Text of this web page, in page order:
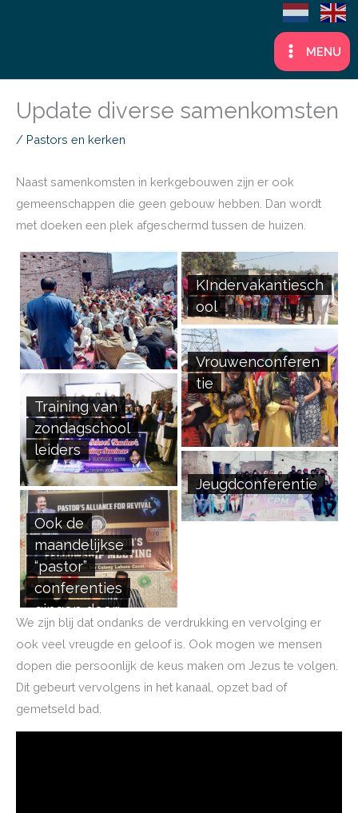
MENU
Update diverse samenkomsten
/ Pastors en kerken
Naast samenkomsten in kerkgebouwen zijn er ook
gemeenschappen die geen gebouw hebben. Dan wordt
met doeken een plek afgeschermd tussen de huizen.
Training van
zondagschool
leiders
Ook de
maandelijkse
“pastor”
conferenties
gingen door:
KIndervakantiesch
ool
Vrouwenconferen
tie
Jeugdconferentie
We zijn blij dat ondanks de verdrukking en vervolging er
ook veel vreugde en geloof is. Ook mogen we mensen
dopen die persoonlijk de keus maken om Jezus te volgen.
Dit gebeurt vervolgens in het kanaal, opzet bad of
gemetseld bad.